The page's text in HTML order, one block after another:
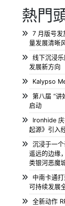
熱門
7 月版号发
量发展清晰
线下沉浸
发展新方向
Kalypso
第八届 “讲
启动
Ironhide
起源》引入
沉浸于一
遥远的边缘
类银河恶魔
中南卡通
可持续发展
全新动作